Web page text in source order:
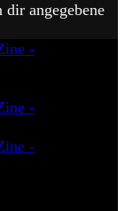
angegebene